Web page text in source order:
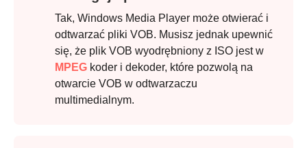
Tak, Windows Media Player może otwierać i
odtwarzać pliki VOB. Musisz jednak upewnić
się, że plik VOB wyodrębniony z ISO jest w
MPEG koder i dekoder, które pozwolą na
otwarcie VOB w odtwarzaczu
multimedialnym.